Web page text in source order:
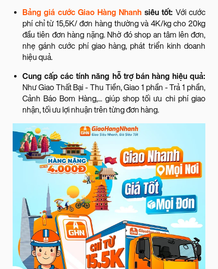
Bảng giá cước Giao Hàng Nhanh siêu tốt: Với cước
phí chỉ từ 15,5K/ đơn hàng thường và 4K/kg cho 20kg
đầu tiên đơn hàng nặng. Nhờ đó shop an tâm lên đơn,
nhẹ gánh cước phí giao hàng, phát triển kinh doanh
hiệu quả.
Cung cấp các tính năng hỗ trợ bán hàng hiệu quả:
Như Giao Thất Bại - Thu Tiền, Giao 1 phần - Trả 1 phần,
Cảnh Báo Bom Hàng,... giúp shop tối ưu chi phí giao
nhận, tối ưu lợi nhuận trên từng đơn hàng.